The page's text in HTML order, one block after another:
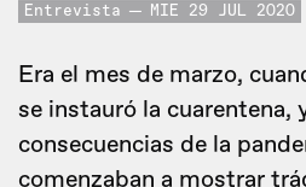
Entrevista MIE 29 JUL 2020
Era el mes de marzo,
se instauró la cuarentena,
consecuencias de la
comenzaban a mostrar